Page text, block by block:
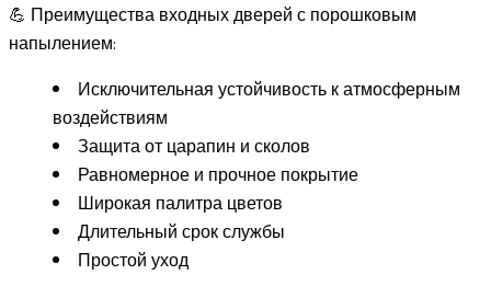
💪 Преимущества входных дверей с порошковым
напылением:
Исключительная устойчивость к атмосферным
воздействиям
Защита от царапин и сколов
Равномерное и прочное покрытие
Широкая палитра цветов
Длительный срок службы
Простой уход